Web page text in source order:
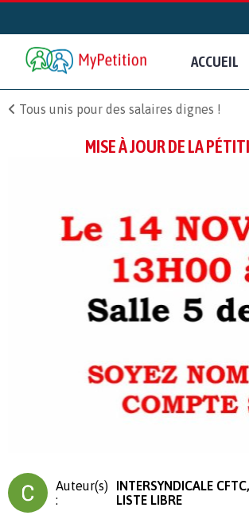
ACCUEIL
Tous unis pour des salaires dignes !
MISE À JOUR DE LA
Auteur(s)
:
INTERSYNDICALE
LISTE LIBRE